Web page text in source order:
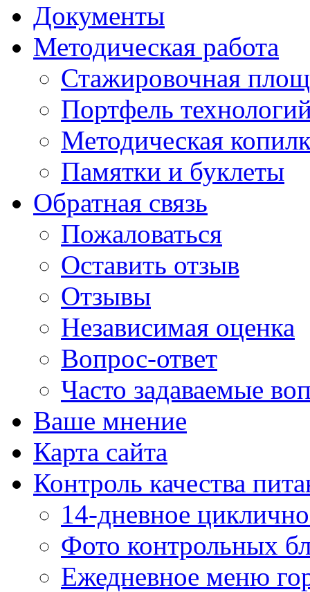
Документы
Методическая работа
Стажировочная
Портфель
Методическая
Памятки и буклеты
Обратная связь
Пожаловаться
Оставить отзыв
Отзывы
Независимая оценка
Вопрос-ответ
Часто задаваемые
Ваше мнение
Карта сайта
Контроль качества
14-дневное
Фото контрольных
Ежедневное меню